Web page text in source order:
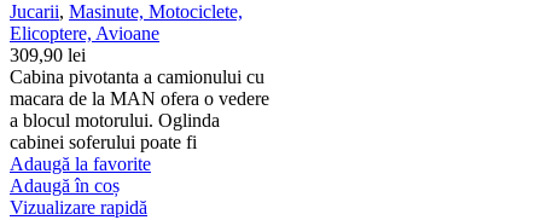
Jucarii, Masinute, Motociclete,
Elicoptere, Avioane
309,90 lei
Cabina pivotanta a camionului cu
macara de la MAN ofera o vedere
a blocul motorului. Oglinda
cabinei soferului poate fi
Adaugă la favorite
Adaugă în coș
Vizualizare rapidă